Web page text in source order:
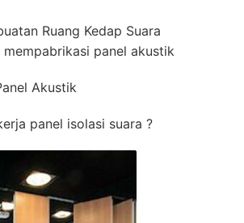
Ruang Kedap Suara
panel akustik
Akustik
panel isolasi suara ?